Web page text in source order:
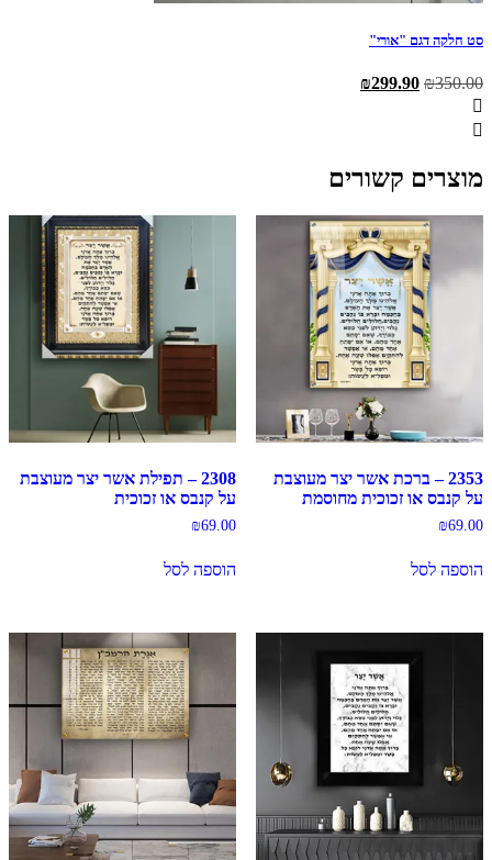
סט חלקה דגם "אורי"
₪350.00
המחיר ₪299.90
מוצרים קשורים
2353 – ברכת אשר יצר מעוצבת
על קנבס או זכוכית מחוסמת
₪69.00
הוספה לסל
2308 – תפילת אשר יצר מעוצבת
על קנבס או זכוכית
₪69.00
הוספה לסל